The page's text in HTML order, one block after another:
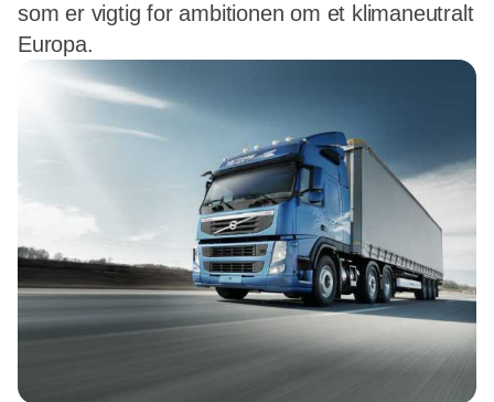
som er vigtig for ambitionen om et klimaneutralt
Europa.